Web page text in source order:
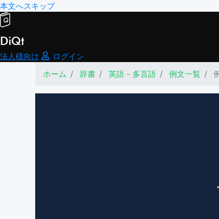
本文へスキップ
DiQt
法人様向け
ログイン
ホーム
辞書 英語 - 多言語 例文一覧